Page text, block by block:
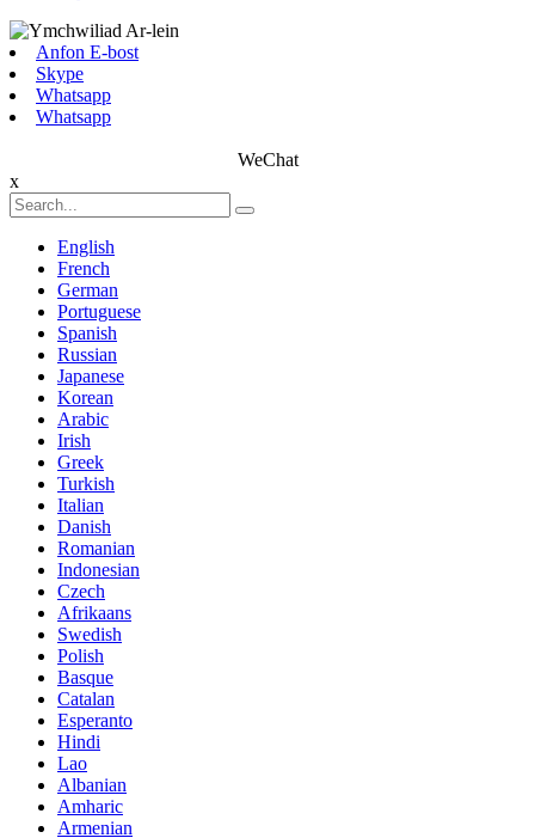
Anfon E-bost
Skype
Whatsapp
Whatsapp
WeChat
x
English
French
German
Portuguese
Spanish
Russian
Japanese
Korean
Arabic
Irish
Greek
Turkish
Italian
Danish
Romanian
Indonesian
Czech
Afrikaans
Swedish
Polish
Basque
Catalan
Esperanto
Hindi
Lao
Albanian
Amharic
Armenian